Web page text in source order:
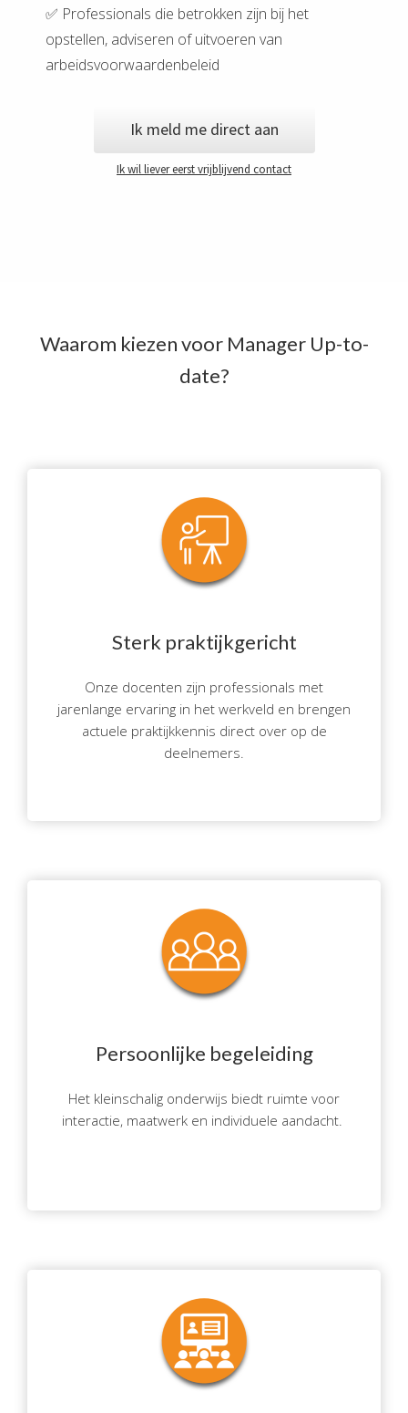
✅ Professionals die betrokken zijn bij het
opstellen, adviseren of uitvoeren van
arbeidsvoorwaardenbeleid
Ik meld me direct aan
Ik wil liever eerst vrijblijvend contact
Waarom kiezen voor Manager Up-to-
date?
Sterk praktijkgericht
Onze docenten zijn professionals met
jarenlange ervaring in het werkveld en brengen
actuele praktijkkennis direct over op de
deelnemers.
Persoonlijke begeleiding
Het kleinschalig onderwijs biedt ruimte voor
interactie, maatwerk en individuele aandacht.